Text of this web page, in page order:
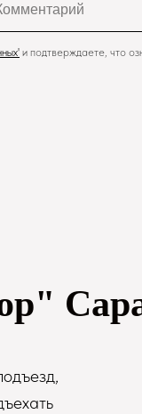
и подтверждаете, что